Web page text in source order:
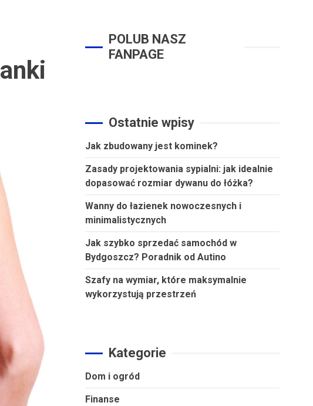
POLUB NASZ
FANPAGE
Ostatnie wpisy
Jak zbudowany jest kominek?
Zasady projektowania sypialni: jak idealnie
dopasować rozmiar dywanu do łóżka?
Wanny do łazienek nowoczesnych i
minimalistycznych
Jak szybko sprzedać samochód w
Bydgoszcz? Poradnik od Autino
Szafy na wymiar, które maksymalnie
wykorzystują przestrzeń
Kategorie
Dom i ogród
Finanse